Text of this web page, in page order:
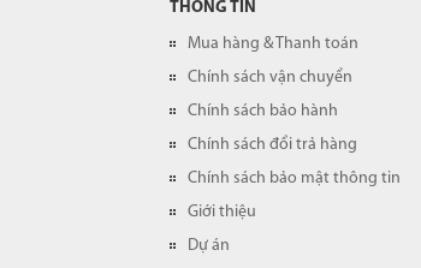
THÔNG TIN
Mua hàng & Thanh toán
Chính sách vận chuyển
Chính sách bảo hành
Chính sách đổi trả hàng
Chính sách bảo mật thông tin
Giới thiệu
Dự án